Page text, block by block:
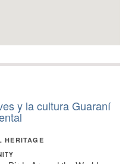
y la cultura Guaraní
HERITAGE